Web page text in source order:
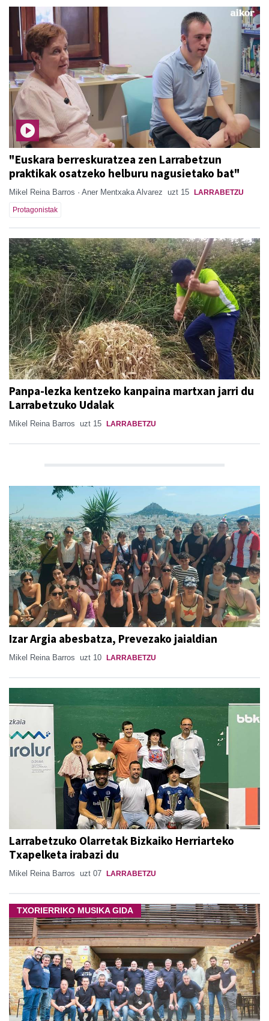
"Euskara berreskuratzea zen Larrabetzun
praktikak osatzeko helburu nagusietako bat"
Mikel Reina Barros · Aner Mentxaka Alvarez uzt 15 LARRABETZU
Protagonistak
Panpa-lezka kentzeko kanpaina martxan jarri du
Larrabetzuko Udalak
Mikel Reina Barros uzt 15 LARRABETZU
Izar Argia abesbatza, Prevezako jaialdian
Mikel Reina Barros uzt 10 LARRABETZU
Larrabetzuko Olarretak Bizkaiko Herriarteko
Txapelketa irabazi du
Mikel Reina Barros uzt 07 LARRABETZU
TXORIERRIKO MUSIKA GIDA